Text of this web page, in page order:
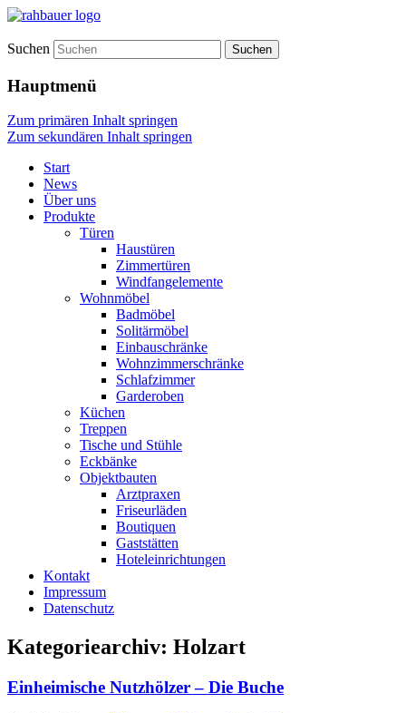
Suchen
Hauptmenü
Zum primären Inhalt springen
Zum sekundären Inhalt springen
Start
News
Über uns
Produkte
Türen
Haustüren
Zimmertüren
Windfangelemente
Wohnmöbel
Badmöbel
Solitärmöbel
Einbauschränke
Wohnzimmerschränke
Schlafzimmer
Garderoben
Küchen
Treppen
Tische und Stühle
Eckbänke
Objektbauten
Arztpraxen
Friseurläden
Boutiquen
Gaststätten
Hoteleinrichtungen
Kontakt
Impressum
Datenschutz
Kategoriearchiv: Holzart
Einheimische Nutzhölzer – Die Buche